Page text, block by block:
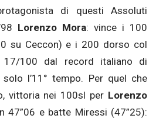
di questi Assoluti
Lorenzo Mora: vince i 100
su Ceccon) e i 200 dorso col
17/100 dal record italiano di
l’11° tempo. Per quel che
vittoria nei 100sl per Lorenzo
47”06 e batte Miressi (47”25):